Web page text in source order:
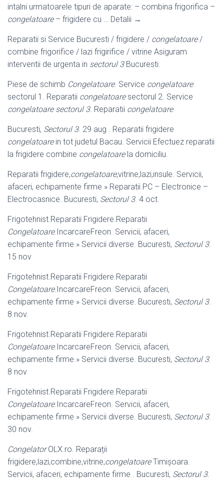
intalni urmatoarele tipuri de aparate: – combina frigorifica –
congelatoare– frigidere cu … Detalii →
Reparatii si Service Bucuresti / frigidere / congelatoare/
combine frigorifice / lazi frigirifice / vitrine Asiguram
interventii de urgenta in sectorul 3Bucuresti.
Piese de schimb Congelatoare. Service congelatoare
sectorul 1. Reparatii congelatoaresectorul 2. Service
congelatoare sectorul 3. Reparatii congelatoare
Bucuresti, Sectorul 3. 29 aug . Reparatii frigidere
congelatoarein tot judetul Bacau. Servicii Efectuez reparatii
la frigidere combine congelatoarela domiciliu.
Reparatii frigidere,congelatoare,vitrine,lazi,insule. Servicii,
afaceri, echipamente firme » Reparatii PC – Electronice –
Electrocasnice. Bucuresti, Sectorul 3. 4 oct.
Frigotehnist.Reparatii Frigidere.Reparatii
Congelatoare.IncarcareFreon. Servicii, afaceri,
echipamente firme » Servicii diverse. Bucuresti, Sectorul 3.
15 nov
Frigotehnist.Reparatii Frigidere.Reparatii
Congelatoare.IncarcareFreon. Servicii, afaceri,
echipamente firme » Servicii diverse. Bucuresti, Sectorul 3.
8 nov.
Frigotehnist.Reparatii Frigidere.Reparatii
Congelatoare.IncarcareFreon. Servicii, afaceri,
echipamente firme » Servicii diverse. Bucuresti, Sectorul 3.
8 nov
Frigotehnist.Reparatii Frigidere.Reparatii
Congelatoare.IncarcareFreon. Servicii, afaceri,
echipamente firme » Servicii diverse. Bucuresti, Sectorul 3.
30 nov.
CongelatorOLX.ro. Reparații
frigidere,lazi,combine,vitrine,congelatoareTimișoara.
Servicii, afaceri, echipamente firme . Bucuresti, Sectorul 3.